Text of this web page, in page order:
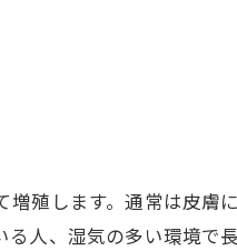
殖します。通常は皮膚
人、湿気の多い環境で